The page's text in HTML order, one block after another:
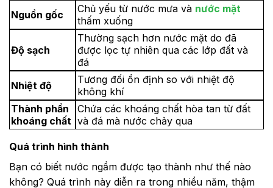
Nguồn gốc
Chủ yếu từ nước mưa và nước mặt
thấm xuống
Độ sạch
Thường sạch hơn nước mặt do đã
được lọc tự nhiên qua các lớp đất và
đá
Nhiệt độ
Tương đối ổn định so với nhiệt độ
không khí
Thành phần
khoáng chất
Chứa các khoáng chất hòa tan từ đất
và đá mà nước chảy qua
Quá trình hình thành
Bạn có biết nước ngầm được tạo thành như thế nào
không? Quá trình này diễn ra trong nhiều năm, thậm